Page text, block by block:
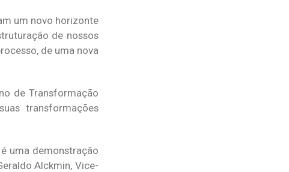
um novo horizonte
de nossos
de uma nova
de Transformação
transformações
uma demonstração
Alckmin, Vice-